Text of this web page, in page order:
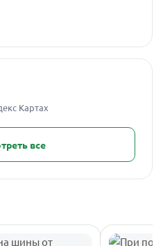
Картах
все